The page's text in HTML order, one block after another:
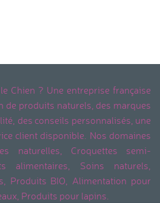
Chien ? Une entreprise française
de produits naturels, des marques
des conseils personnalisés, une
client disponible. Nos domaines
naturelles, Croquettes semi-
alimentaires, Soins naturels,
Produits BIO, Alimentation pour
Produits pour lapins.